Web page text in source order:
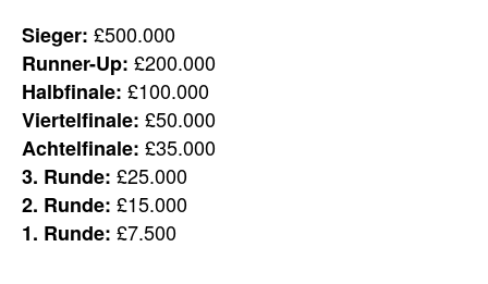
Sieger: £500.000
Runner-Up: £200.000
Halbfinale: £100.000
Viertelfinale: £50.000
Achtelfinale: £35.000
3. Runde: £25.000
2. Runde: £15.000
1. Runde: £7.500